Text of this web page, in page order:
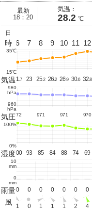
最新
18：20
気温：
28.2 ℃
日
時
5 6 7 8 9 10 11 12
35℃
15℃
気温
21. 1 21. 7 23 25. 2 26. 2 26. 9 30.6 32. 8
980
hPa
960
hPa
気圧972 971 971 970
100%
0%
湿度
100 100 93 85 84 88 74 69
10
mm
0
mm
雨量
0 0 0 0 0 0 0 0
風
0 1 0 1 1 1 2 4